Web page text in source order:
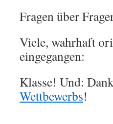
Fragen über
Viele, wahrhaft
eingegangen:
Klasse! Und:
Wettbewerbs!